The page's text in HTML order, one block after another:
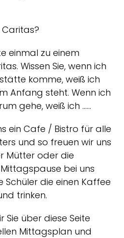
einmal zu einem
Wissen Sie, wenn ich
komme, weiß ich
Anfang steht. Wenn ich
gehe, weiß ich ……
ein Cafe / Bistro für alle
und so freuen wir uns
Mütter oder die
bei uns
die einen Kaffee
und trinken.
Sie über diese Seite
Mittagsplan und